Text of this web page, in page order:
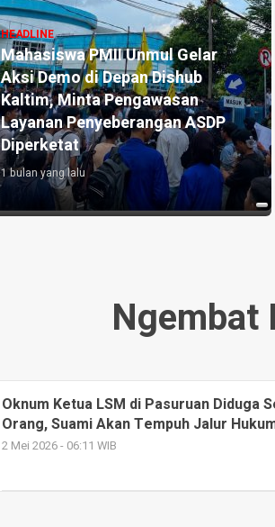
HEADLINE
Mahasiswa PMII Unmul Gelar
Aksi Demo di Depan Dishub
Kaltim, Minta Pengawasan
Layanan Penyeberangan ASDP
Diperketat
1 bulan yang lalu
Ngembat
Oknum Ketua LSM di Pasuruan Diduga
Orang, Suami Akan Tempuh Jalur
2 Mei 2026 - 06:11 WIB